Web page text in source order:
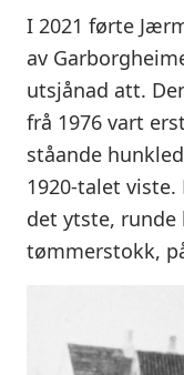
I 2021 førte
av
utsjånad att.
frå 1976 vart
ståande
1920-talet
det ytste, runde
tømmerstokk,